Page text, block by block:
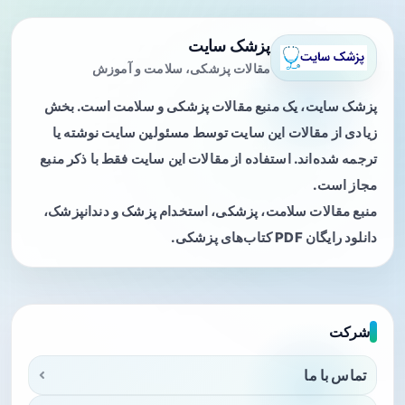
پزشک سایت
مقالات پزشکی، سلامت و آموزش
پزشک سایت، یک منبع مقالات پزشکی و سلامت است. بخش
زیادی از مقالات این سایت توسط مسئولین سایت نوشته یا
ترجمه شده‌اند. استفاده از مقالات این سایت فقط با ذکر منبع
مجاز است.
منبع مقالات سلامت، پزشکی، استخدام پزشک و دندانپزشک،
دانلود رایگان PDF کتاب‌های پزشکی.
شرکت
تماس با ما